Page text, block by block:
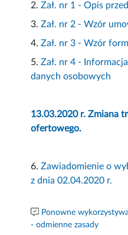
2.Zał. nr 1 - Opis
3.Zał. nr 2 - Wzór
4.Zał. nr 3 - Wzór
5.Zał. nr 4 -
danych osobowych
13.03.2020 r. Zmiana
ofertowego.
6.Zawiadomienie o
z dnia 02.04.2020 r.
Ponowne
- odmienne zasady